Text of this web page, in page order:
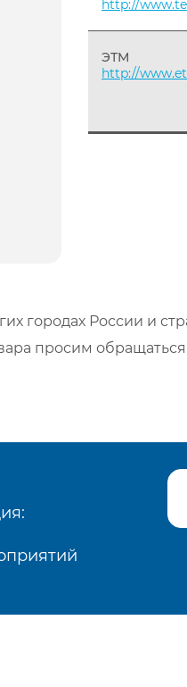
http://
ЭТМ
http://
городах России и
просим